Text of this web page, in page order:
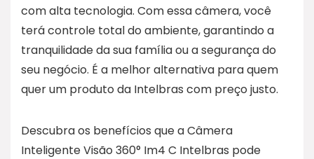
com alta tecnologia. Com essa câmera, você
terá controle total do ambiente, garantindo a
tranquilidade da sua família ou a segurança do
seu negócio. É a melhor alternativa para quem
quer um produto da Intelbras com preço justo.
Descubra os benefícios que a Câmera
Inteligente Visão 360° Im4 C Intelbras pode